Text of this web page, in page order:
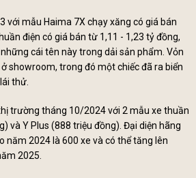
với mẫu Haima 7X chạy xăng có giá bán
điện có giá bán từ 1,11 - 1,23 tỷ đồng,
cái tên này trong dải sản phẩm. Vỏn
showroom, trong đó một chiếc đã ra biển
thử.
trường tháng 10/2024 với 2 mẫu xe thuần
và Y Plus (888 triệu đồng). Đại diện hãng
năm 2024 là 600 xe và có thể tăng lên
2025.